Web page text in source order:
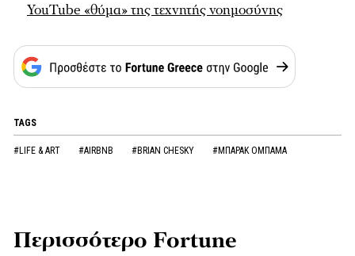
YouTube «θύμα» της τεχνητής νοημοσύνης
TAGS
#LIFE & ART #AIRBNB #BRIAN CHESKY #MΠΑΡΑΚ ΟΜΠΑΜΑ
Περισσότερο Fortune